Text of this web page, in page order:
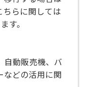
ちらに関しては
す。
動販売機、バ
などの活用に関